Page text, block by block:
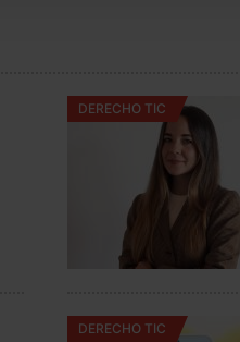
DERECHO TIC
DERECHO TIC